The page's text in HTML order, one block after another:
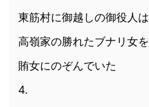
東筋村に御越しの御役人は
高嶺家の勝れたブナリ女を
賄女にのぞんでいた
4.